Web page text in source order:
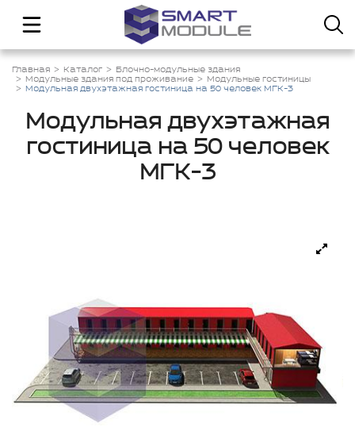
Главная Каталог
Блочно-модульные здания
Модульные здания под проживание
Модульные гостиницы
Модульная двухэтажная гостиница на 50 человек МГК-3
Модульная двухэтажная
гостиница на 50 человек
МГК-3